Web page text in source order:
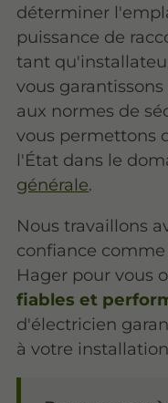
déterminer
puissance de
tant
vous
aux normes de
vous permettons
l'État dans le
générale.
Nous travaillons
confiance
Hager pour vous
fiables et
d'électricien
à votre